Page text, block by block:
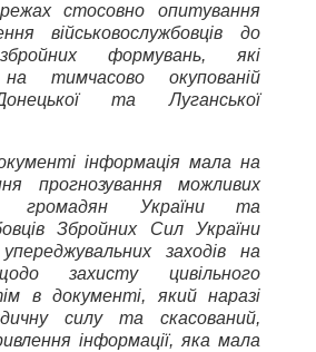
стосовно опитування
військовослужбовців до
формувань, які
на тимчасово окупованій
та Луганської
інформація мала на
прогнозування можливих
громадян України та
Збройних Сил України
заходів на
захисту цивільного
в документі, який наразі
силу та скасований,
інформації, яка мала